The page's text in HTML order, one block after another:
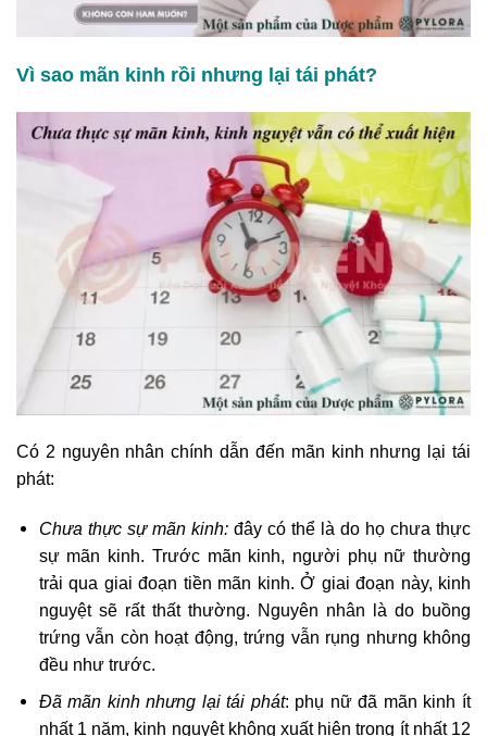
Vì sao mãn kinh rồi nhưng lại tái phát?
Có 2 nguyên nhân chính dẫn đến mãn kinh nhưng lại tái
phát:
Chưa thực sự mãn kinh: đây có thể là do họ chưa thực
sự mãn kinh. Trước mãn kinh, người phụ nữ thường
trải qua giai đoạn tiền mãn kinh. Ở giai đoạn này, kinh
nguyệt sẽ rất thất thường. Nguyên nhân là do buồng
trứng vẫn còn hoạt động, trứng vẫn rụng nhưng không
đều như trước.
Đã mãn kinh nhưng lại tái phát: phụ nữ đã mãn kinh ít
nhất 1 năm, kinh nguyệt không xuất hiện trong ít nhất 12